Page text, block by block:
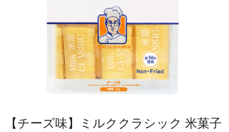
【チーズ味】ミルククラシック 米菓子